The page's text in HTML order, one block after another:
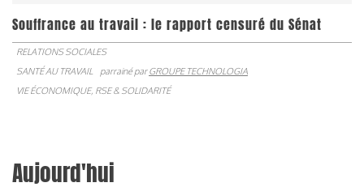
Souffrance au travail : le rapport censuré du Sénat
RELATIONS SOCIALES
SANTÉ AU TRAVAIL
parrainé parGROUPE TECHNOLOGIA
VIE ÉCONOMIQUE, RSE & SOLIDARITÉ
Aujourd'hui